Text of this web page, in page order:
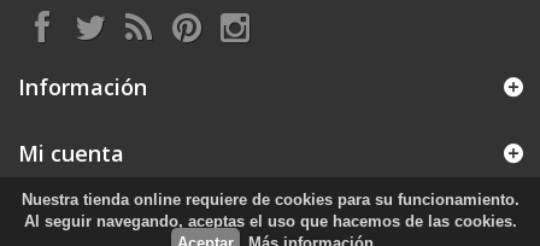
Nuestra tienda online requiere de cookies para su funcionamiento.
Al seguir navegando, aceptas el uso que hacemos de las cookies.
Información
Mi cuenta
Información sobre la tienda